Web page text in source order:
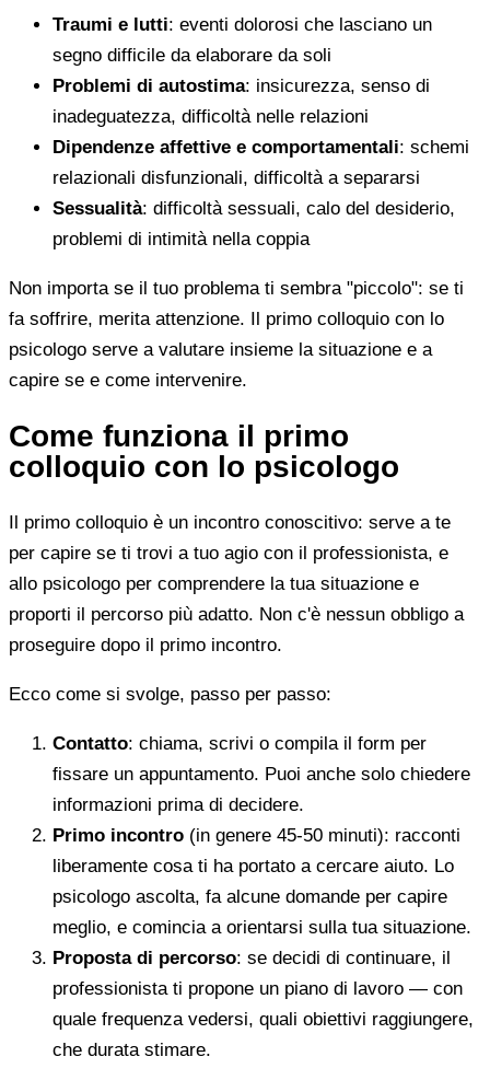
Traumi e lutti: eventi dolorosi che lasciano un
segno difficile da elaborare da soli
Problemi di autostima: insicurezza, senso di
inadeguatezza, difficoltà nelle relazioni
Dipendenze affettive e comportamentali: schemi
relazionali disfunzionali, difficoltà a separarsi
Sessualità: difficoltà sessuali, calo del desiderio,
problemi di intimità nella coppia
Non importa se il tuo problema ti sembra "piccolo": se ti
fa soffrire, merita attenzione. Il primo colloquio con lo
psicologo serve a valutare insieme la situazione e a
capire se e come intervenire.
Come funziona il primo
colloquio con lo psicologo
Il primo colloquio è un incontro conoscitivo: serve a te
per capire se ti trovi a tuo agio con il professionista, e
allo psicologo per comprendere la tua situazione e
proporti il percorso più adatto. Non c'è nessun obbligo a
proseguire dopo il primo incontro.
Ecco come si svolge, passo per passo:
Contatto: chiama, scrivi o compila il form per
fissare un appuntamento. Puoi anche solo chiedere
informazioni prima di decidere.
Primo incontro (in genere 45-50 minuti): racconti
liberamente cosa ti ha portato a cercare aiuto. Lo
psicologo ascolta, fa alcune domande per capire
meglio, e comincia a orientarsi sulla tua situazione.
Proposta di percorso: se decidi di continuare, il
professionista ti propone un piano di lavoro — con
quale frequenza vedersi, quali obiettivi raggiungere,
che durata stimare.